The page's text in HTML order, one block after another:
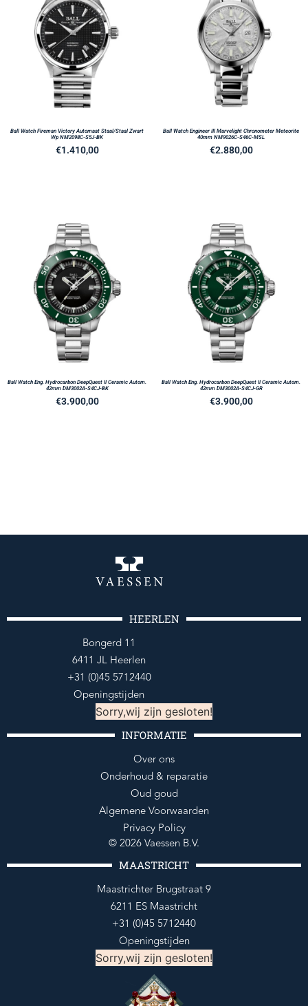
Ball Watch Fireman Victory Automaat Staal/Staal Zwart
Wp NM2098C-S5J-BK
€1.410,00
Ball Watch Engineer III Marvelight Chronometer Meteorite
40mm NM9026C-S46C-MSL
€2.880,00
Ball Watch Eng. Hydrocarbon DeepQuest II Ceramic Autom.
42mm DM3002A-S4CJ-BK
€3.900,00
Ball Watch Eng. Hydrocarbon DeepQuest II Ceramic Autom.
42mm DM3002A-S4CJ-GR
€3.900,00
HEERLEN
Bongerd 11
6411 JL Heerlen
+31 (0)45 5712440
Openingstijden
Sorry,wij zijn gesloten!
INFORMATIE
Over ons
Onderhoud & reparatie
Oud goud
Algemene Voorwaarden
Privacy Policy
© 2026 Vaessen B.V.
MAASTRICHT
Maastrichter Brugstraat 9
6211 ES Maastricht
+31 (0)45 5712440
Openingstijden
Sorry,wij zijn gesloten!